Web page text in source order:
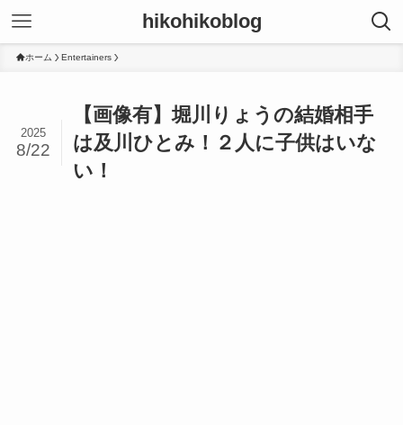
hikohikoblog
ホーム Entertainers
【画像有】堀川りょうの結婚相手
は及川ひとみ！２人に子供はいな
い！
2025
8/22